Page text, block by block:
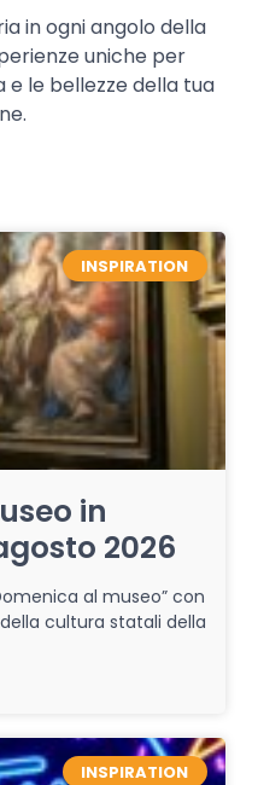
in ogni angolo della
uniche per
e le bellezze della tua
INSPIRATION
in
2026
al museo” con
cultura statali della
INSPIRATION